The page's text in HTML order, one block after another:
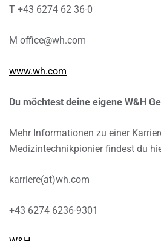
T +43 6274 62 36-0
M office@wh.com
www.wh.com
Du möchtest deine eigene W&H
Mehr Informationen zu einer
Medizintechnikpionier findest du
karriere(at)wh.com
+43 6274 6236-9301